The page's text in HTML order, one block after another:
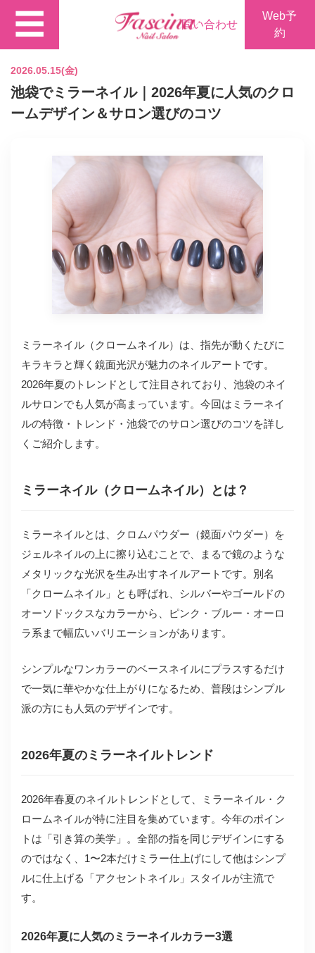
☰ 問い合わせ
Web予
約
2026.05.15(金)
池袋でミラーネイル｜2026年夏に人気のクロ
ームデザイン＆サロン選びのコツ
ミラーネイル（クロームネイル）は、指先が動くたびに
キラキラと輝く鏡面光沢が魅力のネイルアートです。
2026年夏のトレンドとして注目されており、池袋のネイ
ルサロンでも人気が高まっています。今回はミラーネイ
ルの特徴・トレンド・池袋でのサロン選びのコツを詳し
くご紹介します。
ミラーネイル（クロームネイル）とは？
ミラーネイルとは、クロムパウダー（鏡面パウダー）を
ジェルネイルの上に擦り込むことで、まるで鏡のような
メタリックな光沢を生み出すネイルアートです。別名
「クロームネイル」とも呼ばれ、シルバーやゴールドの
オーソドックスなカラーから、ピンク・ブルー・オーロ
ラ系まで幅広いバリエーションがあります。
シンプルなワンカラーのベースネイルにプラスするだけ
で一気に華やかな仕上がりになるため、普段はシンプル
派の方にも人気のデザインです。
2026年夏のミラーネイルトレンド
2026年春夏のネイルトレンドとして、ミラーネイル・ク
ロームネイルが特に注目を集めています。今年のポイン
トは「引き算の美学」。全部の指を同じデザインにする
のではなく、1〜2本だけミラー仕上げにして他はシンプ
ルに仕上げる「アクセントネイル」スタイルが主流で
す。
2026年夏に人気のミラーネイルカラー3選